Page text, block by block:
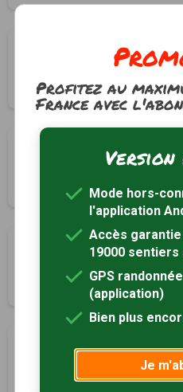
Dolmen de Pierre Folle
Montguyon, Charente-
3h00 12 km
Montlieu-la-Garde,
18 km
Les 3 fontaines
3 km
Hameaux saintongeais
Orignolles, Charente-
12.5 km Tracé
Profitez au
France avec
Version
Mode hors-
l'application
Accès
19000 sentiers
GPS
(application)
Bien plus
Je